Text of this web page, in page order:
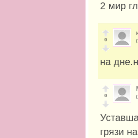
2 мир
0
на
0
грязи